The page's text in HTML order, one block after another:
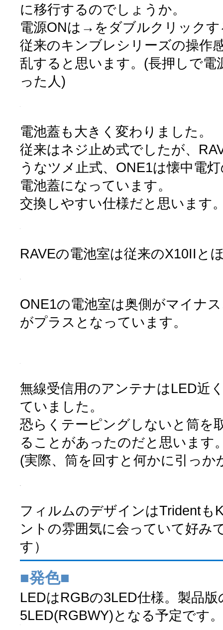
に移行するのでしょうか。
電源ONは→をダブルクリック
従来のキンブレシリーズの操作
乱すると思います。(長押しで電
った人)
電池蓋も大きく変わりました。
従来はネジ止め式でしたが、
うなツメ止式、ONE1は懐中電
電池蓋になっています。
交換しやすい仕様だと思います
RAVEの電池室は従来のX10IIと
ONE1の電池室は奥側がマイナ
がプラスとなっています。
無線受信用のアンテナはLED近
ていました。
恐らくテーピングしないと筒を
ることがあったのだと思います
(実際、筒を回すと何かに引っか
フィルムのデザインはTridentも
ントの雰囲気に会っていて好み
す）
■発色■
LEDはRGBの3LED仕様。製品
5LED(RGBWY)となる予定です。